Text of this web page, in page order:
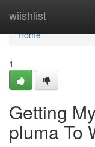
wiishlist
Home
Home
1
Getting
pluma To